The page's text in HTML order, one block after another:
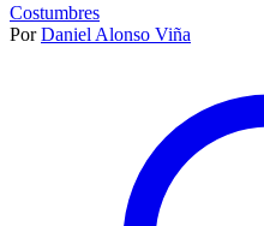
Costumbres
Por Daniel Alonso Viña